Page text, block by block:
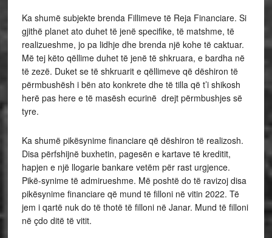
Ka shumë subjekte brenda Fillimeve të Reja Financiare. Si
gjithë planet ato duhet të jenë specifike, të matshme, të
realizueshme, jo pa lidhje dhe brenda një kohe të caktuar.
Më tej këto qëllime duhet të jenë të shkruara, e bardha në
të zezë. Duket se të shkruarit e qëllimeve që dëshiron të
përmbushësh i bën ato konkrete dhe të tilla që t’i shikosh
herë pas here e të masësh ecurinë drejt përmbushjes së
tyre.
Ka shumë pikësynime financiare që dëshiron të realizosh.
Disa përfshijnë buxhetin, pagesën e kartave të kreditit,
hapjen e një llogarie bankare vetëm për rast urgjence.
Pikë-synime të admirueshme. Më poshtë do të ravizoj disa
pikësynime financiare që mund të filloni në vitin 2022. Të
jem i qartë nuk do të thotë të filloni në Janar. Mund të filloni
në çdo ditë të vitit.